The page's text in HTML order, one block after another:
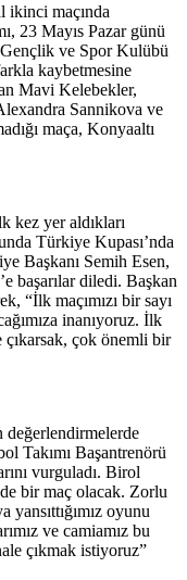
ikinci maçında
23 Mayıs Pazar günü
ve Spor Kulübü
kaybetmesine
Mavi Kelebekler,
Sannikova ve
maça, Konyaaltı
kez yer aldıkları
Türkiye Kupası’nda
Başkanı Semih Esen,
başarılar diledi. Başkan
“İlk maçımızı bir sayı
inanıyoruz. İlk
çıkarsak, çok önemli bir
Takımı Başantrenörü
vurguladı. Birol
bir maç olacak. Zorlu
yansıttığımız oyunu
ve camiamız bu
çıkmak istiyoruz”